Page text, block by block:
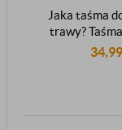
Jaka taśma
trawy?
dwustronna
34,99